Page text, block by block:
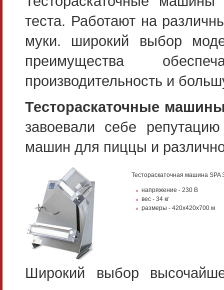
теста. Работают на
муки. широкий выбор
преимущества
производительность и
Тестораскаточные
завоевали себе
машин для пиццы и
Тестораскаточная машина SPA
напряжение - 230 В
вес - 34 кг
размеры - 420х420х700 м
Широкий выбор